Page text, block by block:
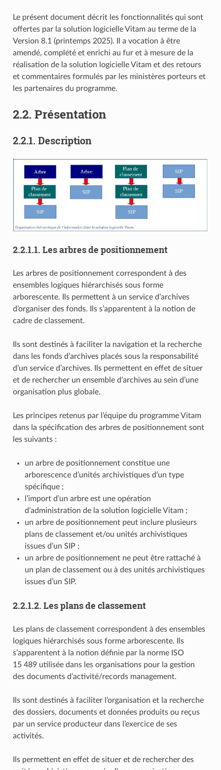
Le présent document décrit les fonctionnalités qui sont
offertes par la solution logicielle Vitam au terme de la
Version 8.1 (printemps 2025). Il a vocation à être
amendé, complété et enrichi au fur et à mesure de la
réalisation de la solution logicielle Vitam et des retours
et commentaires formulés par les ministères porteurs et
les partenaires du programme.
2.2. Présentation
2.2.1. Description
2.2.1.1. Les arbres de positionnement
Les arbres de positionnement correspondent à des
ensembles logiques hiérarchisés sous forme
arborescente. Ils permettent à un service d’archives
d’organiser des fonds. Ils s’apparentent à la notion de
cadre de classement.
Ils sont destinés à faciliter la navigation et la recherche
dans les fonds d’archives placés sous la responsabilité
d’un service d’archives. Ils permettent en effet de situer
et de rechercher un ensemble d’archives au sein d’une
organisation plus globale.
Les principes retenus par l’équipe du programme Vitam
dans la spécification des arbres de positionnement sont
les suivants :
un arbre de positionnement constitue une
arborescence d’unités archivistiques d’un type
spécifique ;
l’import d’un arbre est une opération
d’administration de la solution logicielle Vitam ;
un arbre de positionnement peut inclure plusieurs
plans de classement et/ou unités archivistiques
issues d’un SIP ;
un arbre de positionnement ne peut être rattaché à
un plan de classement ou à des unités archivistiques
issues d’un SIP.
2.2.1.2. Les plans de classement
Les plans de classement correspondent à des ensembles
logiques hiérarchisés sous forme arborescente. Ils
s’apparentent à la notion définie par la norme ISO
15 489 utilisée dans les organisations pour la gestion
des documents d’activité/records management.
Ils sont destinés à faciliter l’organisation et la recherche
des dossiers, documents et données produits ou reçus
par un service producteur dans l’exercice de ses
activités.
Ils permettent en effet de situer et de rechercher des